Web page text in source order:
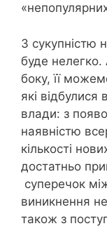
З сукупністю
буде нелегко.
боку, її
які відбулися
влади: з
наявністю
кількості
достатньо
суперечок
виникнення
також з